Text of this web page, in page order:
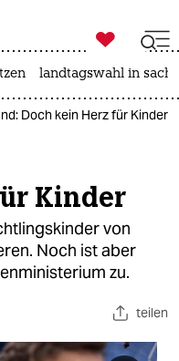

taz zahl ich
landtagswahl in
Doch kein Herz für Kinder
Kinder
von
Noch ist aber
zu.
teilen